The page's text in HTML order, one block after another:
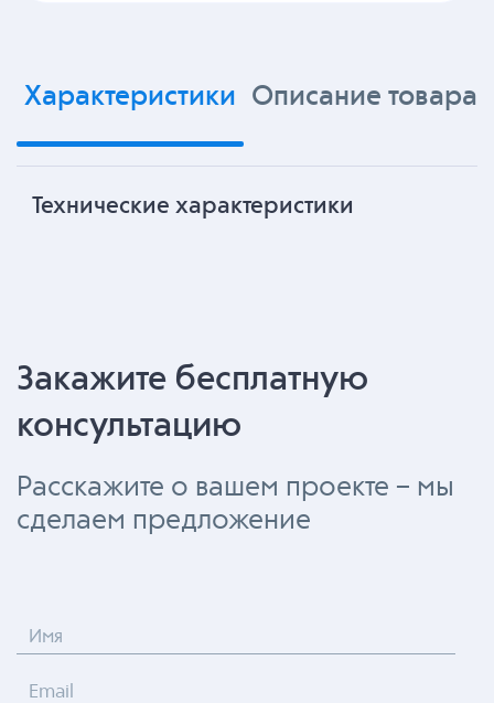
Характеристики Описание товара
Технические характеристики
Закажите бесплатную
консультацию
Расскажите о вашем проекте – мы
сделаем предложение
Имя
Email